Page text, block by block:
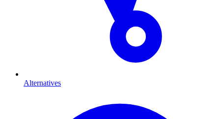
Alternatives